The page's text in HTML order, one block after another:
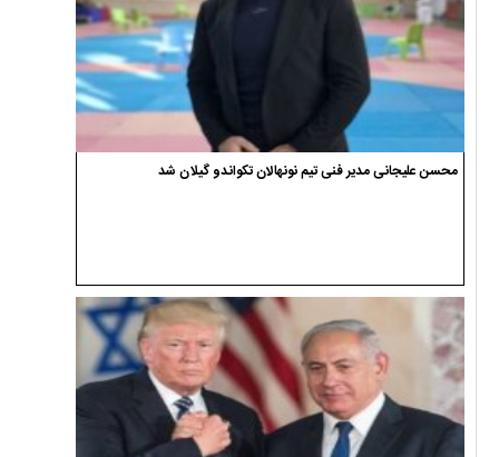
محسن علیجانی مدیر فنی تیم نونهالان تکواندو گیلان شد